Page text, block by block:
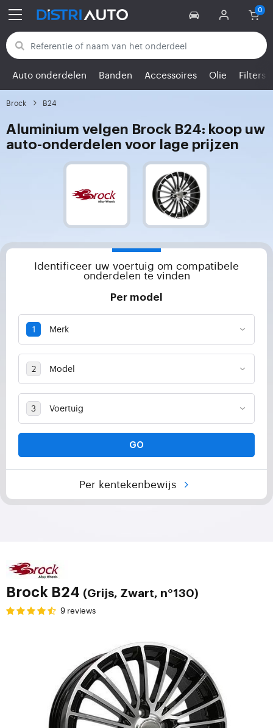
Terug naar categorieën
Auto onderdelen Banden Accessoires Olie Filters
Brock B24
Aluminium velgen Brock B24: koop uw
auto-onderdelen voor lage prijzen
Identificeer uw voertuig om compatibele
onderdelen te vinden
Per model
GO
Per kentekenbewijs
Brock B24 (Grijs, Zwart, n°130)
9 reviews